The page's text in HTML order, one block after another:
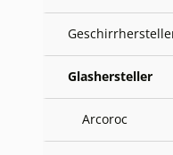
Glashersteller
Arcoroc